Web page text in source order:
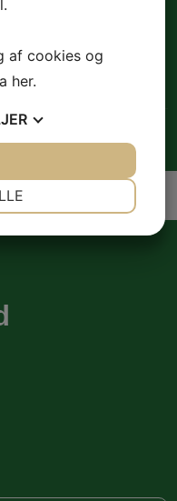
Uptime
Cookiepolitik
af cookies og
her.